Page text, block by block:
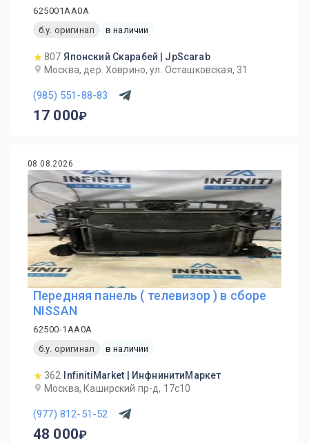
625001AA0A
б.у. оригинал
в наличии
807 Японский Скарабей | JpScarab
Москва, дер. Ховрино, ул. Осташковская, 31
(985) 551-88-83
17 000
08.08.2026
Передняя панель ( телевизор ) в сборе
NISSAN
62500-1AA0A
б.у. оригинал
в наличии
362
InfinitiMarket | ИнфнинитиМаркет
Москва, Каширский пр-д, 17с10
(977) 812-51-52
48 000